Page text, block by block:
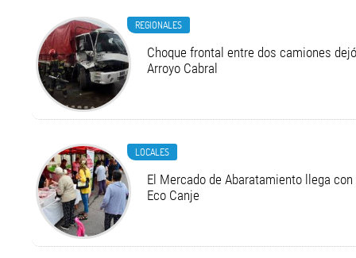
REGIONALES
Choque frontal entre dos camiones
Arroyo Cabral
LOCALES
El Mercado de Abaratamiento llega
Eco Canje